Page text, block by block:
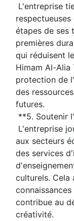
étapes de ses
premières
qui réduisent
Himam Al-Alia
protection de
des
futures.
**5. Soutenir
aux secteurs
des services
culturels. Cela
contribue au
créativité.